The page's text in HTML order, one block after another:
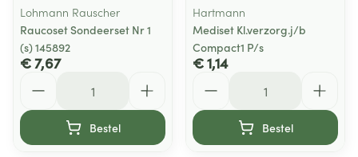
Lohmann Rauscher
Raucoset Sondeerset Nr 1
(s) 145892
€ 7,67
Bestel
Hartmann
Mediset Kl.verzorg.j/b
Compact1 P/s
€ 1,14
Bestel